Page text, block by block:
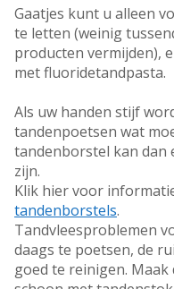
Gaatjes kunt u alleen
te letten (weinig
producten vermijden),
met fluoridetandpasta.
Als uw handen stijf
tandenpoetsen wat
tandenborstel kan dan
zijn.
Klik hier voor
tandenborstels.
Tandvleesproblemen
daags te poetsen, de
goed te reinigen. Maak